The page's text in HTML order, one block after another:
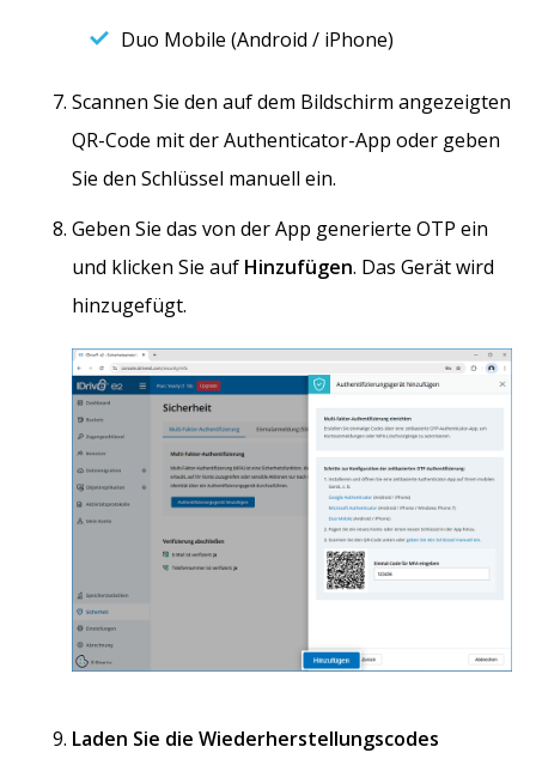
Duo Mobile (Android / iPhone)
Scannen Sie den auf dem Bildschirm angezeigten
QR-Code mit der Authenticator-App oder geben
Sie den Schlüssel manuell ein.
Geben Sie das von der App generierte OTP ein
und klicken Sie auf Hinzufügen. Das Gerät wird
hinzugefügt.
Laden Sie die Wiederherstellungscodes